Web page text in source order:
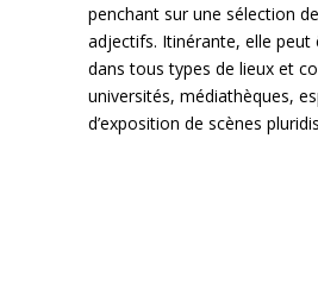
penchant sur une sélection
adjectifs. Itinérante, elle peut
dans tous types de lieux et
universités, médiathèques,
d’exposition de scènes